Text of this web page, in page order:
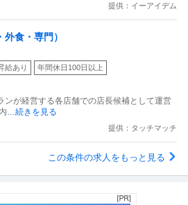
提供：イーアイデム
食・専門）
給あり 年間休日100日以上
ンが経営する各店舗での店長候補として運営
…続きを見る
提供：タッチマッチ
この条件の求人をもっと見る